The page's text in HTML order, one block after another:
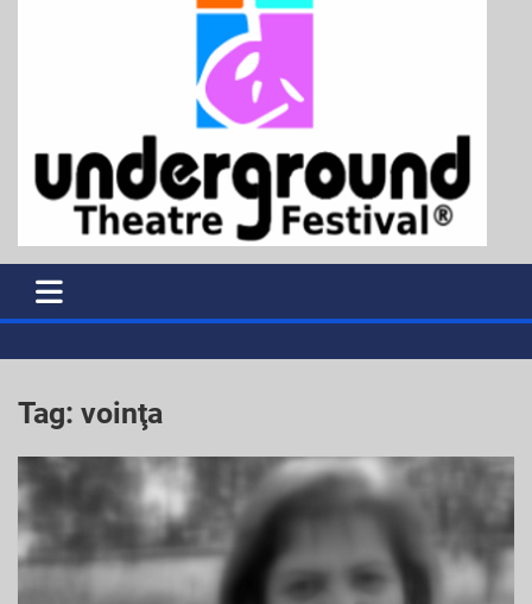
Tag: voinţa